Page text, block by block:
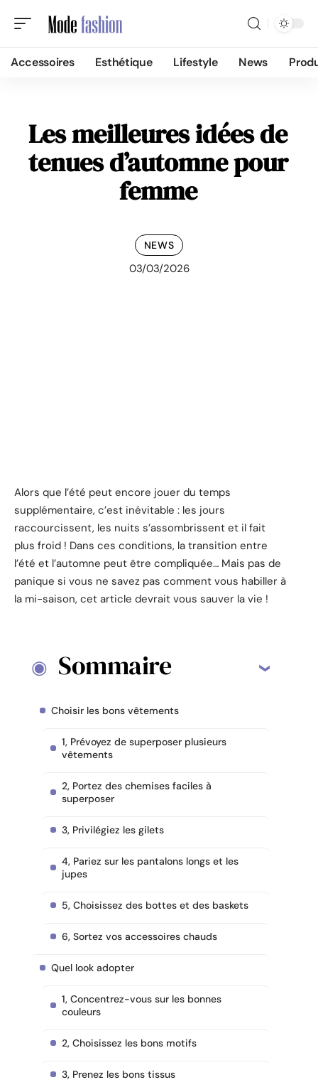
Accessoires Esthétique Lifestyle News
Les meilleures idées de
tenues d’automne pour
femme
NEWS
03/03/2026
Alors que l’été peut encore jouer du temps
supplémentaire, c’est inévitable : les jours
raccourcissent, les nuits s’assombrissent et il fait
plus froid ! Dans ces conditions, la transition entre
l’été et l’automne peut être compliquée… Mais pas de
panique si vous ne savez pas comment vous habiller à
la mi-saison, cet article devrait vous sauver la vie !
Sommaire
Choisir les bons vêtements
1, Prévoyez de superposer plusieurs
vêtements
2, Portez des chemises faciles à
superposer
3, Privilégiez les gilets
4, Pariez sur les pantalons longs et les
jupes
5, Choisissez des bottes et des baskets
6, Sortez vos accessoires chauds
Quel look adopter
1, Concentrez-vous sur les bonnes
couleurs
2, Choisissez les bons motifs
3, Prenez les bons tissus